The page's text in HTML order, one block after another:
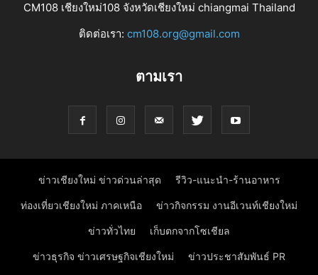
CM108 เชียงใหม่108 จังหวัดเชียงใหม่ chiangmai Thailand
ติดต่อเรา: cm108.org@gmail.com
ตามเรา
ข่าวเชียงใหม่ ข่าวด่วนล่าสุด รีวิว-แนะนำ-ร้านอาหาร
ท่องเที่ยวเชียงใหม่ ภาคเหนือ ข่าวกิจกรรม งานอีเวนท์เชียงใหม่
ข่าวทั่วไทย เก็บตกจากโซเชียล
ข่าวธุรกิจ ข่าวเศรษฐกิจเชียงใหม่ ข่าวประชาสัมพันธ์ PR